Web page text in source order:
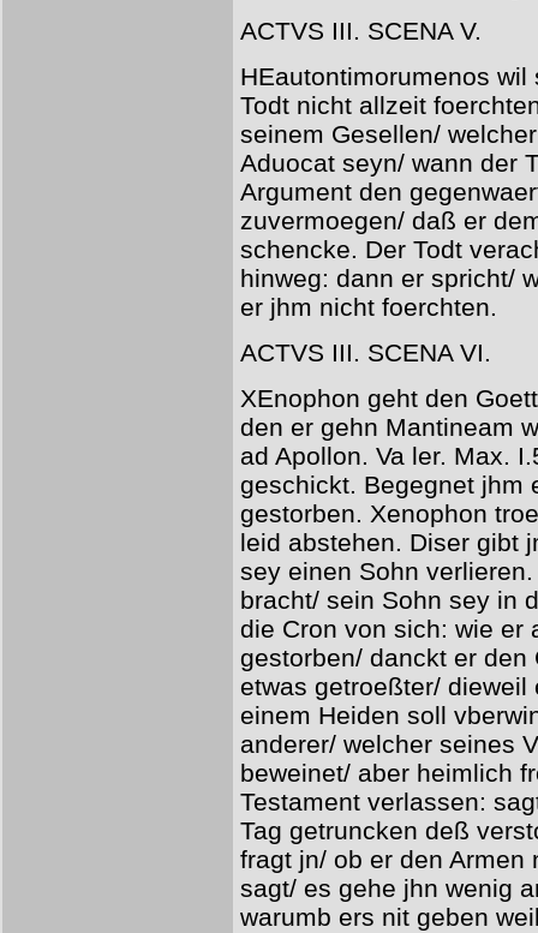
ACTVS III. SCENA V.
HEautontimorumenos
Todt nicht allzeit
seinem Gesellen/
Aduocat seyn/ wann der
Argument den
zuvermoegen/ daß er
schencke. Der Todt
hinweg: dann er spricht/
er jhm nicht foerchten.
ACTVS III. SCENA VI.
XEnophon geht den
den er gehn Mantineam
ad Apollon. Va ler. Max.
geschickt. Begegnet jhm
gestorben. Xenophon
leid abstehen. Diser gibt
sey einen Sohn
bracht/ sein Sohn sey in
die Cron von sich: wie er
gestorben/ danckt er den
etwas getroeßter/
einem Heiden soll
anderer/ welcher seines
beweinet/ aber heimlich
Testament verlassen:
Tag getruncken deß
fragt jn/ ob er den Armen
sagt/ es gehe jhn wenig
warumb ers nit geben